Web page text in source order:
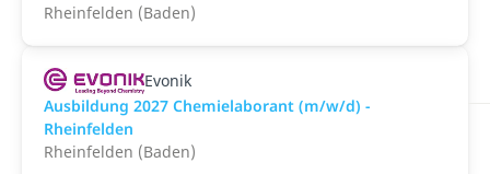
Rheinfelden (Baden)
Evonik
Ausbildung 2027 Chemielaborant (m/w/d) -
Rheinfelden
Rheinfelden (Baden)